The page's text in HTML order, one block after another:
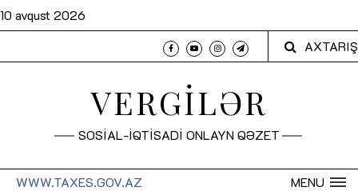
10 avqust 2026
AXTARIŞ
VERGİLƏR
SOSİAL-İQTİSADİ ONLAYN QƏZET
MENU
WWW.TAXES.GOV.AZ